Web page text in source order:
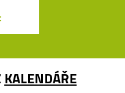
KALENDÁŘE